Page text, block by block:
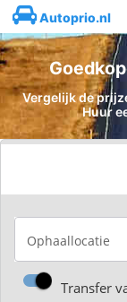
Autoprio.nl
Vergelijk de
Huur
Ophaallocatie
Transfer